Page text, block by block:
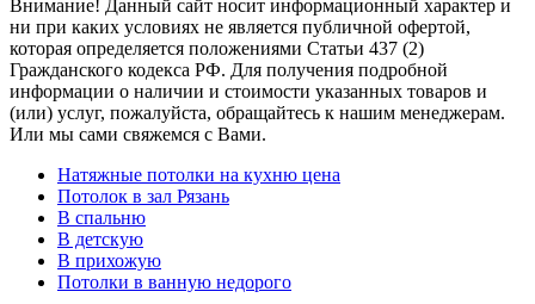
Внимание! Данный сайт носит информационный характер и
ни при каких условиях не является публичной офертой,
которая определяется положениями Статьи 437 (2)
Гражданского кодекса РФ. Для получения подробной
информации о наличии и стоимости указанных товаров и
(или) услуг, пожалуйста, обращайтесь к нашим менеджерам.
Или мы сами свяжемся с Вами.
Натяжные потолки на кухню цена
Потолок в зал Рязань
В спальню
В детскую
В прихожую
Потолки в ванную недорого